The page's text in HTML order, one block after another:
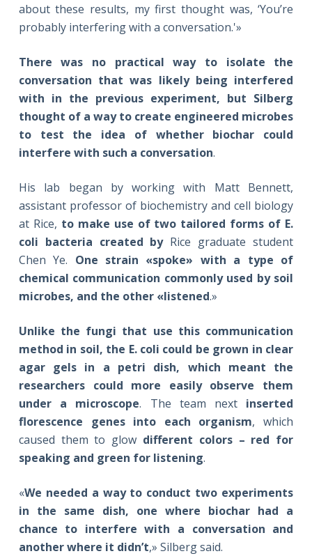
about these results, my first thought was, ‘You’re
probably interfering with a conversation.'»
There was no practical way to isolate the
conversation that was likely being interfered
with in the previous experiment, but Silberg
thought of a way to create engineered microbes
to test the idea of whether biochar could
interfere with such a conversation.
His lab began by working with Matt Bennett,
assistant professor of biochemistry and cell biology
at Rice, to make use of two tailored forms of E.
coli bacteria created byRice graduate student
Chen Ye. One strain «spoke» with a type of
chemical communication commonly used by soil
microbes, and the other «listened.»
Unlike the fungi that use this communication
method in soil, the E. coli could be grown in clear
agar gels in a petri dish, which meant the
researchers could more easily observe them
under a microscope. The team next inserted
florescence genes into each organism, which
caused them to glow different colors – red for
speaking and green for listening.
«We needed a way to conduct two experiments
in the same dish, one where biochar had a
chance to interfere with a conversation and
another where it didn’t,» Silberg said.